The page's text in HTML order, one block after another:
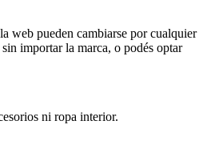
web pueden cambiarse por cualquier
importar la marca, o podés optar
ni ropa interior.